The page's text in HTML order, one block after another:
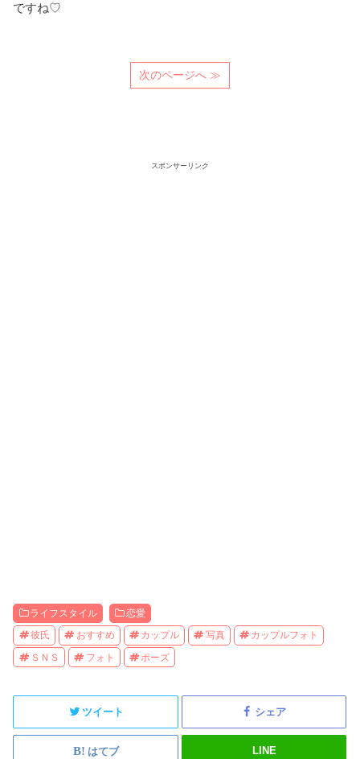
ですね♡
次のページへ ≫
スポンサーリンク
ライフスタイル
恋愛
彼氏
おすすめ カップル 写真
カップルフォト
ＳＮＳ
フォト ポーズ
ツイート シェア
はてブ LINE